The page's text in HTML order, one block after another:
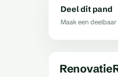
Deel dit pand
Maak een